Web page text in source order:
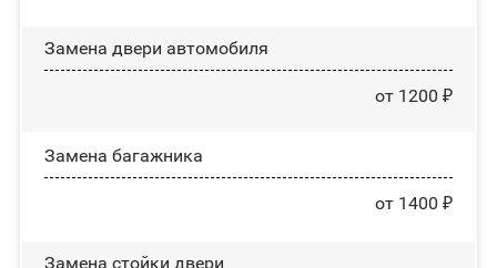
Замена двери автомобиля
от 1200 ₽
Замена багажника
от 1400 ₽
Зaмeнa cтoйĸи двepи